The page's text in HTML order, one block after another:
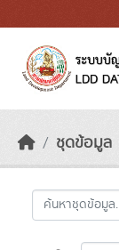
ชุดข้อมูล